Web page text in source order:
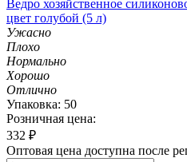
Ведро хозяйственное
цвет голубой (5 л)
Ужасно
Плохо
Нормально
Хорошо
Отлично
Упаковка: 50
Розничная цена:
332 ₽
Оптовая цена доступна после